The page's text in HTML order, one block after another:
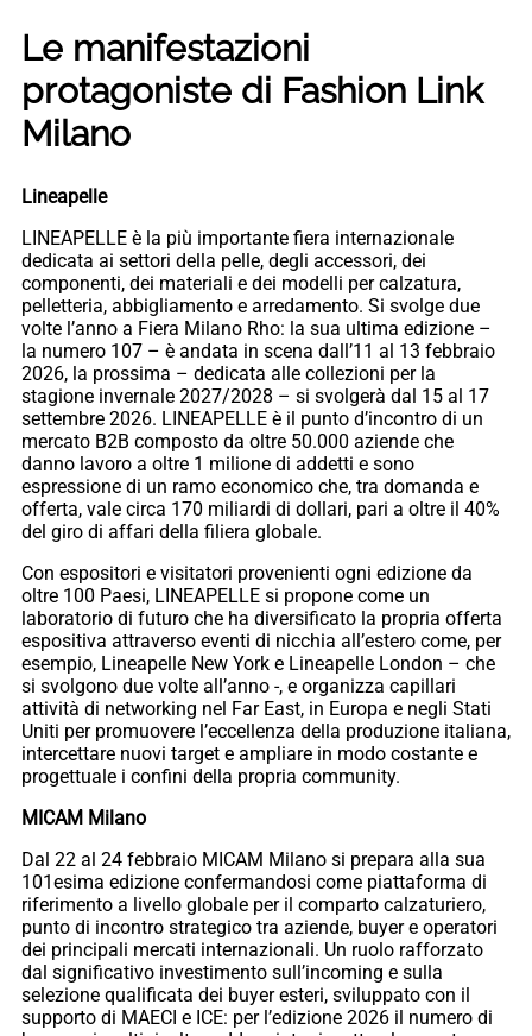
Le manifestazioni
protagoniste di Fashion Link
Milano
Lineapelle
LINEAPELLE è la più importante fiera internazionale
dedicata ai settori della pelle, degli accessori, dei
componenti, dei materiali e dei modelli per calzatura,
pelletteria, abbigliamento e arredamento. Si svolge due
volte l’anno a Fiera Milano Rho: la sua ultima edizione –
la numero 107 – è andata in scena dall’11 al 13 febbraio
2026, la prossima – dedicata alle collezioni per la
stagione invernale 2027/2028 – si svolgerà dal 15 al 17
settembre 2026. LINEAPELLE è il punto d’incontro di un
mercato B2B composto da oltre 50.000 aziende che
danno lavoro a oltre 1 milione di addetti e sono
espressione di un ramo economico che, tra domanda e
offerta, vale circa 170 miliardi di dollari, pari a oltre il 40%
del giro di affari della filiera globale.
Con espositori e visitatori provenienti ogni edizione da
oltre 100 Paesi, LINEAPELLE si propone come un
laboratorio di futuro che ha diversificato la propria offerta
espositiva attraverso eventi di nicchia all’estero come, per
esempio, Lineapelle New York e Lineapelle London – che
si svolgono due volte all’anno -, e organizza capillari
attività di networking nel Far East, in Europa e negli Stati
Uniti per promuovere l’eccellenza della produzione italiana,
intercettare nuovi target e ampliare in modo costante e
progettuale i confini della propria community.
MICAM Milano
Dal 22 al 24 febbraio MICAM Milano si prepara alla sua
101esima edizione confermandosi come piattaforma di
riferimento a livello globale per il comparto calzaturiero,
punto di incontro strategico tra aziende, buyer e operatori
dei principali mercati internazionali. Un ruolo rafforzato
dal significativo investimento sull’incoming e sulla
selezione qualificata dei buyer esteri, sviluppato con il
supporto di MAECI e ICE: per l’edizione 2026 il numero di